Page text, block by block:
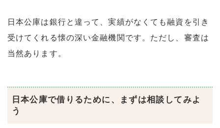
日本公庫は銀行と違って、実績がなくても融資を引き
受けてくれる懐の深い金融機関です。ただし、審査は
当然あります。
日本公庫で借りるために、まずは相談してみよ
う